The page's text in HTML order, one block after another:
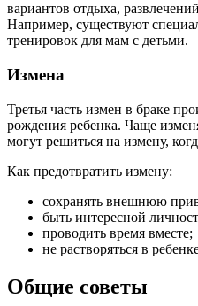
вариантов отдыха,
Например, существуют
тренировок для мам с детьми.
Измена
Третья часть измен в браке
рождения ребенка. Чаще
могут решиться на измену,
Как предотвратить измену:
сохранять внешнюю
быть интересной
проводить время вместе;
не растворяться в
Общие советы